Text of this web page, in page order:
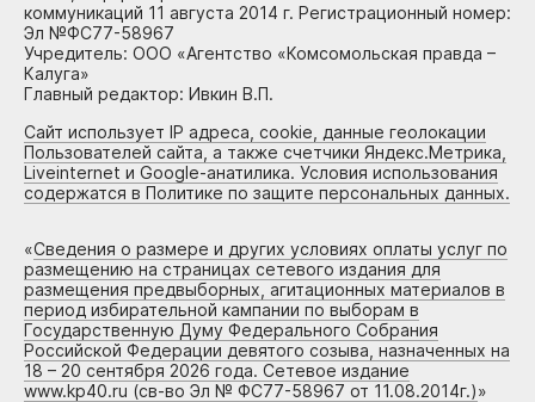
коммуникаций 11 августа 2014 г. Регистрационный номер:
Эл №ФС77-58967
Учредитель: ООО «Агентство «Комсомольская правда –
Калуга»
Главный редактор: Ивкин В.П.
Сайт использует IP адреса, cookie, данные геолокации
Пользователей сайта, а также счетчики Яндекс.Метрика,
Liveinternet и Google-анатилика. Условия использования
содержатся в Политике по защите персональных данных.
«Сведения о размере и других условиях оплаты услуг по
размещению на страницах сетевого издания для
размещения предвыборных, агитационных материалов в
период избирательной кампании по выборам в
Государственную Думу Федерального Собрания
Российской Федерации девятого созыва, назначенных на
18 – 20 сентября 2026 года. Сетевое издание
www.kp40.ru (св-во Эл № ФС77-58967 от 11.08.2014г.)»